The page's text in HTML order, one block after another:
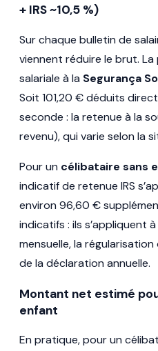
+ IRS ~10,5 %)
Sur chaque bulletin de
viennent réduire le brut.
salariale à la Segurança
Soit 101,20 € déduits
seconde : la retenue à la
revenu), qui varie selon la
Pour un célibataire sans
indicatif de retenue IRS
environ 96,60 €
indicatifs : ils s’appliquent
mensuelle, la
de la déclaration annuelle.
Montant net estimé
enfant
En pratique, pour un